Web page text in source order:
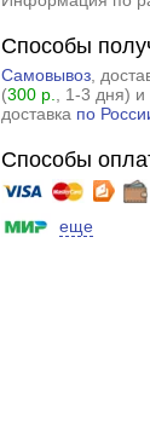
Способы
Самовывоз,
(300 р. , 1-3 дня) и
доставка по
Способы
еще